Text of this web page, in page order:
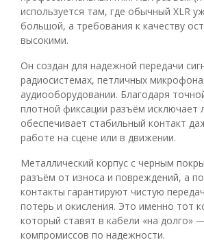
используется там, где обычный XLR
большой, а требования к качеству
высокими.
Он создан для надежной передачи
радиосистемах, петличных
аудиооборудовании. Благодаря
плотной фиксации разъём исключает
обеспечивает стабильный контакт
работе на сцене или в движении.
Металлический корпус с черным
разъём от износа и повреждений, а
контакты гарантируют чистую
потерь и окисления. Это именно тот
который ставят в кабели «на долго»
компромиссов по надежности.